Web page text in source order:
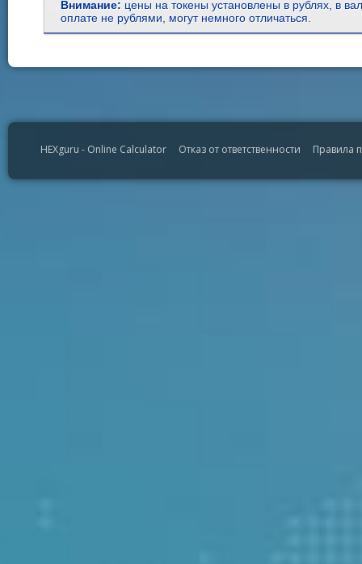
Внимание: цены на токены установлены в рублях, в
оплате не рублями, могут немного отличаться.
HEXguru - Online Calculator Отказ от ответственности Правила